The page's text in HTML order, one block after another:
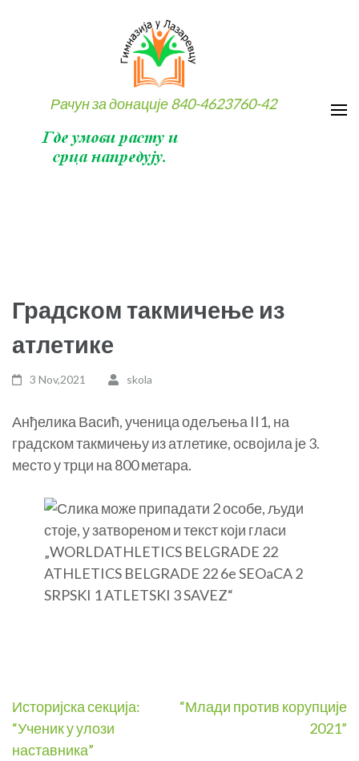
Рачун за донације 840-4623760-42
Градском такмичење из
атлетике
3 Nov,2021 skola
Анђелика Васић, ученица одељења II1, на
градском такмичењу из атлетике, освојила је 3.
место у трци на 800 метара.
Post
navigation
Историјска секција:
“Ученик у улози
наставника”
“Млади против корупције
2021”